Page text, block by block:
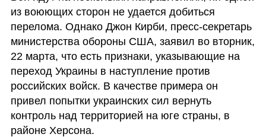
из воюющих сторон не удается добиться
перелома. Однако Джон Кирби, пресс-секретарь
министерства обороны США, заявил во вторник,
22 марта, что есть признаки, указывающие на
переход Украины в наступление против
российских войск. В качестве примера он
привел попытки украинских сил вернуть
контроль над территорией на юге страны, в
районе Херсона.